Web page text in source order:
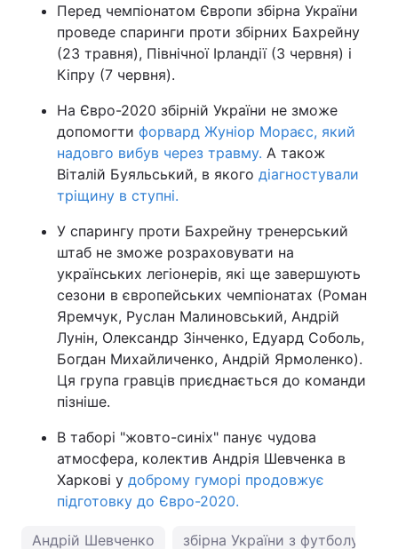
Перед чемпіонатом Європи збірна України
проведе спаринги проти збірних Бахрейну
(23 травня), Північної Ірландії (3 червня) і
Кіпру (7 червня).
На Євро-2020 збірній України не зможе
допомогти форвард Жуніор Мораєс, який
надовго вибув через травму. А також
Віталій Буяльський, в якого діагностували
тріщину в ступні.
У спарингу проти Бахрейну тренерський
штаб не зможе розраховувати на
українських легіонерів, які ще завершують
сезони в європейських чемпіонатах (Роман
Яремчук, Руслан Малиновський, Андрій
Лунін, Олександр Зінченко, Едуард Соболь,
Богдан Михайличенко, Андрій Ярмоленко).
Ця група гравців приєднається до команди
пізніше.
В таборі "жовто-синіх" панує чудова
атмосфера, колектив Андрія Шевченка в
Харкові у доброму гуморі продовжує
підготовку до Євро-2020.
Андрій Шевченко збірна України з футболу